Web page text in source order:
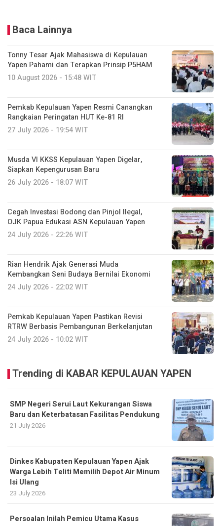
Baca Lainnya
Tonny Tesar Ajak Mahasiswa di Kepulauan
Yapen Pahami dan Terapkan Prinsip P5HAM
10 August 2026 - 15:48 WIT
Pemkab Kepulauan Yapen Resmi Canangkan
Rangkaian Peringatan HUT Ke-81 RI
27 July 2026 - 19:54 WIT
Musda VI KKSS Kepulauan Yapen Digelar,
Siapkan Kepengurusan Baru
26 July 2026 - 18:07 WIT
Cegah Investasi Bodong dan Pinjol Ilegal,
OJK Papua Edukasi ASN Kepulauan Yapen
24 July 2026 - 22:26 WIT
Rian Hendrik Ajak Generasi Muda
Kembangkan Seni Budaya Bernilai Ekonomi
24 July 2026 - 22:02 WIT
Pemkab Kepulauan Yapen Pastikan Revisi
RTRW Berbasis Pembangunan Berkelanjutan
24 July 2026 - 10:02 WIT
Trending di KABAR KEPULAUAN YAPEN
SMP Negeri Serui Laut Kekurangan Siswa
Baru dan Keterbatasan Fasilitas Pendukung
21 July 2026
Dinkes Kabupaten Kepulauan Yapen Ajak
Warga Lebih Teliti Memilih Depot Air Minum
Isi Ulang
23 July 2026
Persoalan Inilah Pemicu Utama Kasus